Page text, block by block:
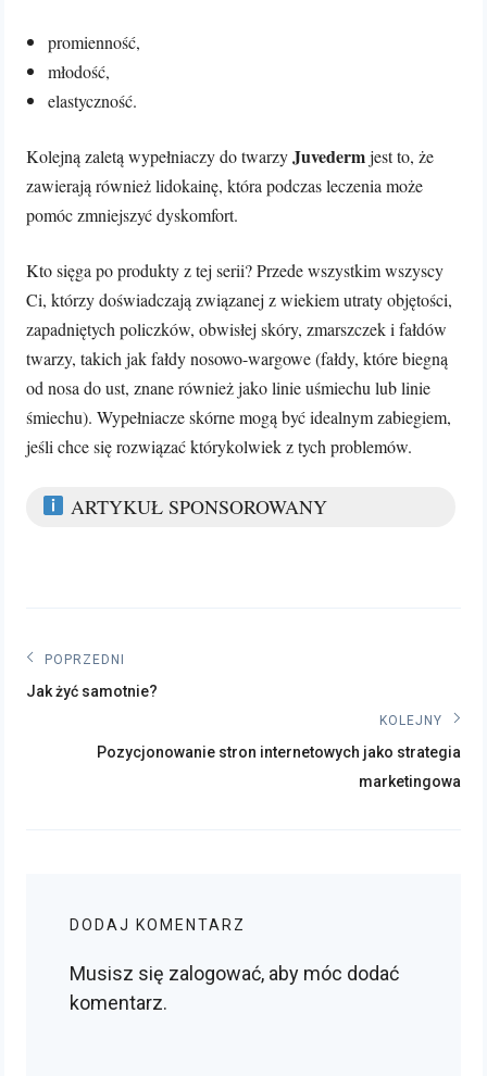
promienność,
młodość,
elastyczność.
Kolejną zaletą wypełniaczy do twarzyJuvedermjest to, że
zawierają również lidokainę, która podczas leczenia może
pomóc zmniejszyć dyskomfort.
Kto sięga po produkty z tej serii? Przede wszystkim wszyscy
Ci, którzy doświadczają związanej z wiekiem utraty objętości,
zapadniętych policzków, obwisłej skóry, zmarszczek i fałdów
twarzy, takich jak fałdy nosowo-wargowe (fałdy, które biegną
od nosa do ust, znane również jako linie uśmiechu lub linie
śmiechu). Wypełniacze skórne mogą być idealnym zabiegiem,
jeśli chce się rozwiązać którykolwiek z tych problemów.
ARTYKUŁ SPONSOROWANY
Nawigacja
wpisu
POPRZEDNI
Poprzedni
Jak żyć samotnie?
KOLEJNY
Kolejny
Pozycjonowanie stron internetowych jako strategia
marketingowa
DODAJ KOMENTARZ
Musisz się zalogować, aby móc dodać
komentarz.